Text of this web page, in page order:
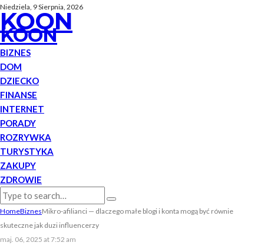
Niedziela, 9 Sierpnia, 2026
KOON
KOON
BIZNES
DOM
DZIECKO
FINANSE
INTERNET
PORADY
ROZRYWKA
TURYSTYKA
ZAKUPY
ZDROWIE
HomeBiznesMikro-afilianci — dlaczego małe blogi i konta mogą być równie
skuteczne jak duzi influencerzy
maj. 06, 2025 at 7:52 am